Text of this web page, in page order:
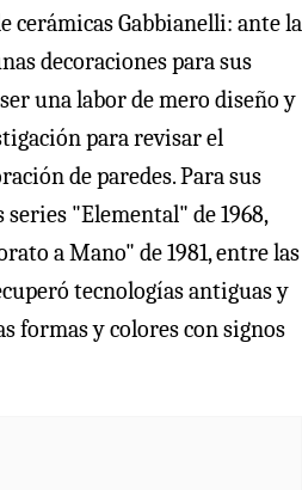
cerámicas Gabbianelli: ante la
decoraciones para sus
una labor de mero diseño y
para revisar el
de paredes. Para sus
"Elemental" de 1968,
a Mano" de 1981, entre las
tecnologías antiguas y
formas y colores con signos